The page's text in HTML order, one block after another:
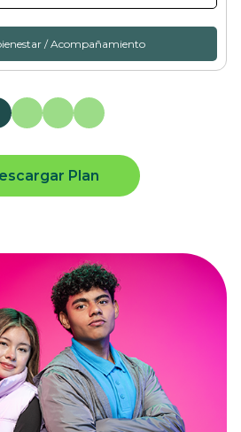
/ Acompañamiento
Plan